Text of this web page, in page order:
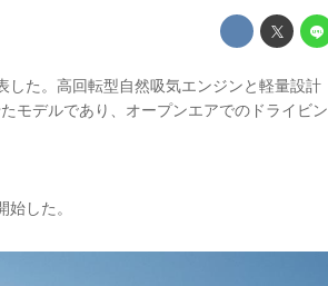
た。高回転型自然吸気エンジンと軽量設計
モデルであり、オープンエアでのドライビン
した。